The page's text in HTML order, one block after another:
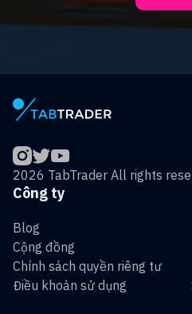
2026 TabTrader All rights
Công ty
Blog
Cộng đồng
Chính sách quyền riêng tư
Điều khoản sử dụng